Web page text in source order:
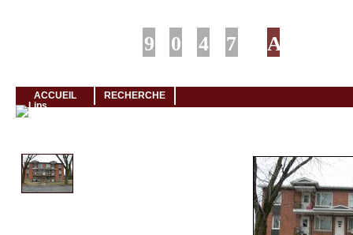
ACCUEIL RECHERCHE